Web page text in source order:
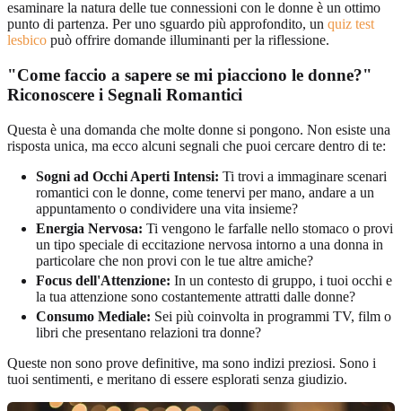
esaminare la natura delle tue connessioni con le donne è un ottimo
punto di partenza. Per uno sguardo più approfondito, un quiz test
lesbico può offrire domande illuminanti per la riflessione.
"Come faccio a sapere se mi piacciono le donne?"
Riconoscere i Segnali Romantici
Questa è una domanda che molte donne si pongono. Non esiste una
risposta unica, ma ecco alcuni segnali che puoi cercare dentro di te:
Sogni ad Occhi Aperti Intensi: Ti trovi a immaginare scenari
romantici con le donne, come tenervi per mano, andare a un
appuntamento o condividere una vita insieme?
Energia Nervosa: Ti vengono le farfalle nello stomaco o provi
un tipo speciale di eccitazione nervosa intorno a una donna in
particolare che non provi con le tue altre amiche?
Focus dell'Attenzione: In un contesto di gruppo, i tuoi occhi e
la tua attenzione sono costantemente attratti dalle donne?
Consumo Mediale: Sei più coinvolta in programmi TV, film o
libri che presentano relazioni tra donne?
Queste non sono prove definitive, ma sono indizi preziosi. Sono i
tuoi sentimenti, e meritano di essere esplorati senza giudizio.